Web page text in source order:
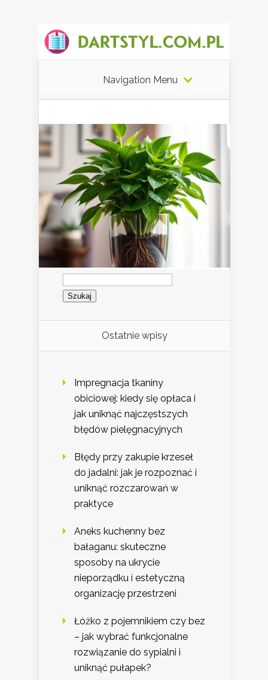
Navigation Menu
Szukaj:
Ostatnie wpisy
Impregnacja tkaniny
obiciowej: kiedy się opłaca i
jak uniknąć najczęstszych
błędów pielęgnacyjnych
Błędy przy zakupie krzeseł
do jadalni: jak je rozpoznać i
uniknąć rozczarowań w
praktyce
Aneks kuchenny bez
bałaganu: skuteczne
sposoby na ukrycie
nieporządku i estetyczną
organizację przestrzeni
Łóżko z pojemnikiem czy bez
– jak wybrać funkcjonalne
rozwiązanie do sypialni i
uniknąć pułapek?